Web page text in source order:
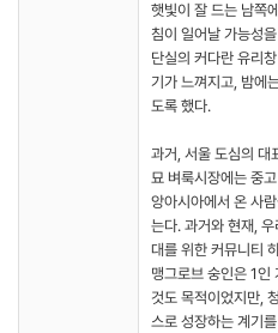
햇빛이 잘 드는 남쪽
침이 일어날 가능성
단실의 커다란 유리
기가 느껴지고, 밤에
도록 했다.
과거, 서울 도심의 대
묘 벼룩시장에는 중
앙아시아에서 온 사
는다. 과거와 현재,
대를 위한 커뮤니티
맹그로브 숭인은 1인
것도 목적이었지만,
스로 성장하는 계기